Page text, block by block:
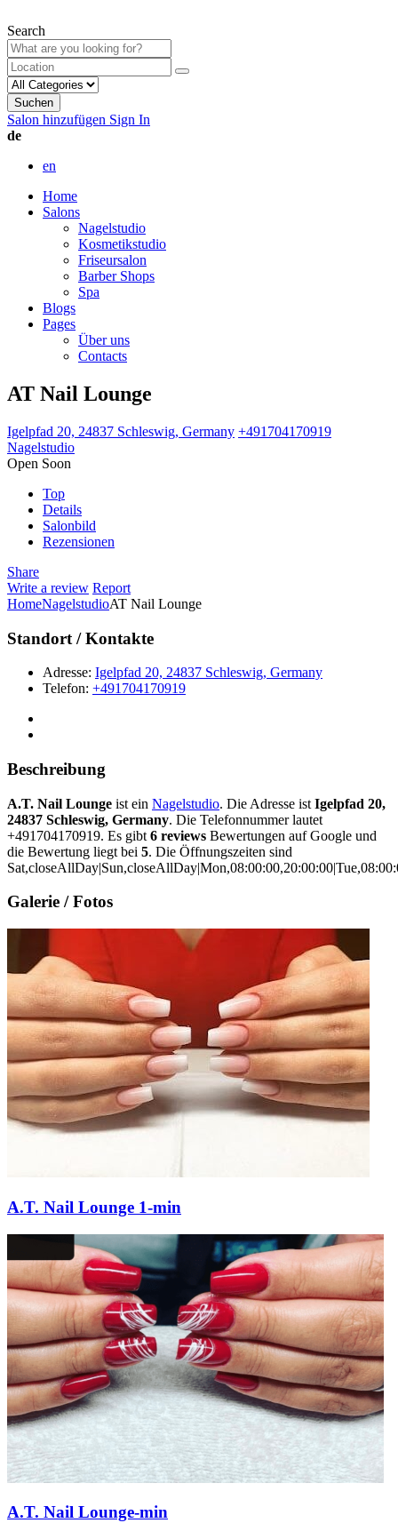
Search
Suchen
Salon hinzufügen Sign In
de
en
Home
Salons
Nagelstudio
Kosmetikstudio
Friseursalon
Barber Shops
Spa
Blogs
Pages
Über uns
Contacts
AT Nail Lounge
Igelpfad 20, 24837 Schleswig, Germany +491704170919
Nagelstudio
Open Soon
Top
Details
Salonbild
Rezensionen
Share
Write a review Report
HomeNagelstudioAT Nail Lounge
Standort / Kontakte
Adresse: Igelpfad 20, 24837 Schleswig, Germany
Telefon: +491704170919
Beschreibung
A.T. Nail Lounge ist ein Nagelstudio. Die Adresse ist Igelpfad 20,
24837 Schleswig, Germany. Die Telefonnummer lautet
+491704170919. Es gibt 6 reviews Bewertungen auf Google und
die Bewertung liegt bei 5. Die Öffnungszeiten sind
Galerie / Fotos
A.T. Nail Lounge 1-min
A.T. Nail Lounge-min